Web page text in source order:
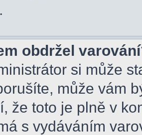
obdržel
si může
může vám
že toto je plně v
s vydáváním